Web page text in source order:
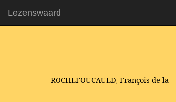
Lezenswaard
ROCHEFOUCAULD, François de la